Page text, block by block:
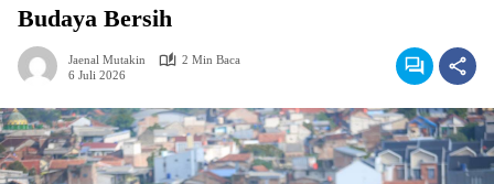
Budaya Bersih
Jaenal Mutakin
2 Min Baca
6 Juli 2026